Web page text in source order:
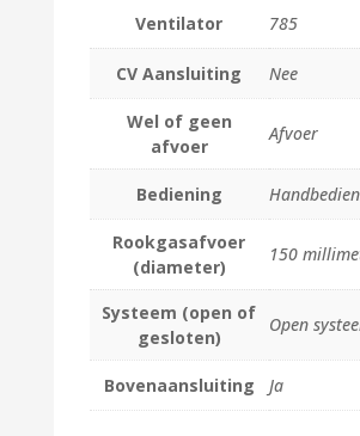
Ventilator 785
CV Aansluiting Nee
Wel of geen
afvoer
Afvoer
Bediening
Rookgasafvoer
(diameter)
150
Systeem (open of
gesloten)
Open
Bovenaansluiting Ja